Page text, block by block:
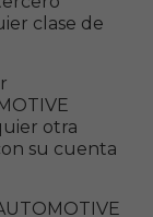
clase de
otra
su cuenta